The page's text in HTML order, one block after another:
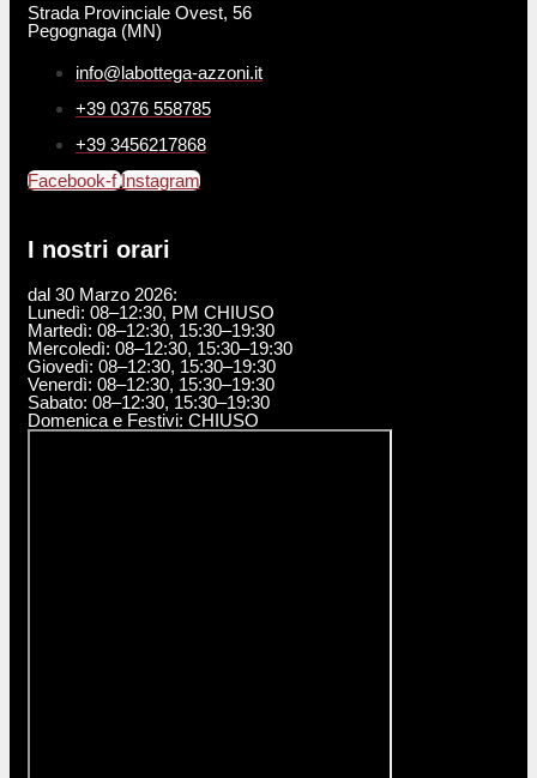
Strada Provinciale Ovest, 56
Pegognaga (MN)
info@labottega-azzoni.it
+39 0376 558785
+39 3456217868
Facebook-f Instagram
I nostri orari
dal 30 Marzo 2026:
Lunedì: 08–12:30, PM CHIUSO
Martedì: 08–12:30, 15:30–19:30
Mercoledì: 08–12:30, 15:30–19:30
Giovedì: 08–12:30, 15:30–19:30
Venerdì: 08–12:30, 15:30–19:30
Sabato: 08–12:30, 15:30–19:30
Domenica e Festivi: CHIUSO